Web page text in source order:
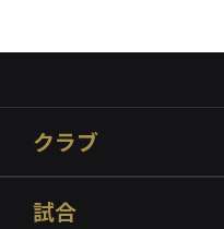
クラブ
試合